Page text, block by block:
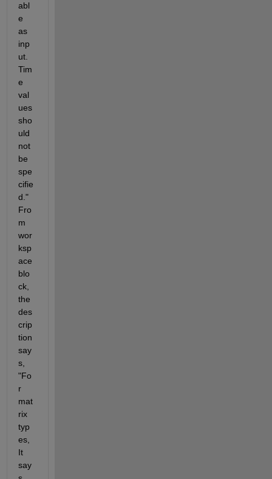
abl
e
as
inp
ut.
Tim
e
val
ues
sho
uld
not
be
spe
cifie
d."
Fro
m
wor
ksp
ace
blo
ck,
the
des
crip
tion
say
s,
"Fo
r
mat
rix
typ
es,
It
say